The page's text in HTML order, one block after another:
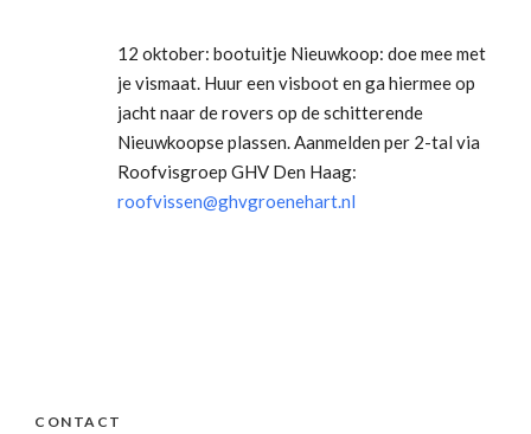
12 oktober: bootuitje Nieuwkoop: doe mee met
je vismaat. Huur een visboot en ga hiermee op
jacht naar de rovers op de schitterende
Nieuwkoopse plassen. Aanmelden per 2-tal via
Roofvisgroep GHV Den Haag:
roofvissen@ghvgroenehart.nl
CONTACT